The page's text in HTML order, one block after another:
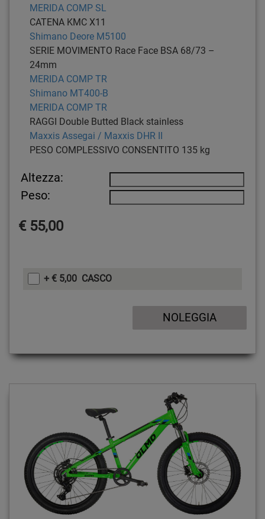
MERIDA COMP SL
CATENA KMC X11
Shimano Deore M5100
SERIE MOVIMENTO Race Face BSA 68/73 –
24mm
MERIDA COMP TR
Shimano MT400-B
MERIDA COMP TR
RAGGI
Double Butted Black stainless
Maxxis Assegai / Maxxis DHR II
PESO COMPLESSIVO CONSENTITO 135 kg
Altezza:
Peso:
€ 55,00
+ € 5,00 CASCO